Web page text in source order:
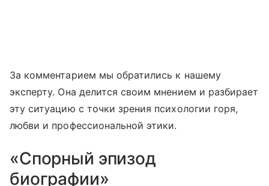
За комментарием мы обратились к нашему
эксперту. Она делится своим мнением и разбирает
эту ситуацию с точки зрения психологии горя,
любви и профессиональной этики.
«Спорный эпизод
биографии»